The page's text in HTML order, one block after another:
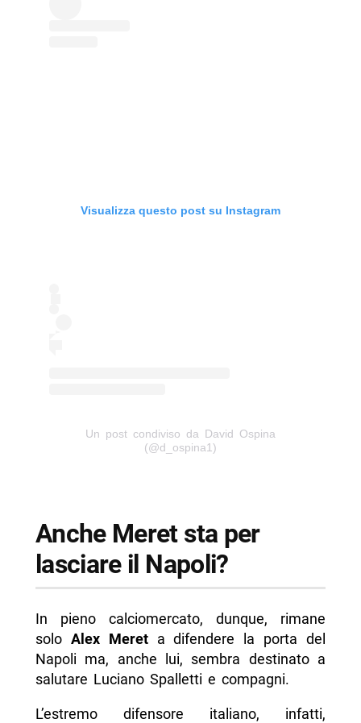
Visualizza questo post su Instagram
Un post condiviso da David Ospina
(@d_ospina1)
Anche Meret sta per
lasciare il Napoli?
In pieno calciomercato, dunque, rimane
solo Alex Mereta difendere la porta del
Napoli ma, anche lui, sembra destinato a
salutare Luciano Spalletti e compagni.
L’estremo difensore italiano, infatti,